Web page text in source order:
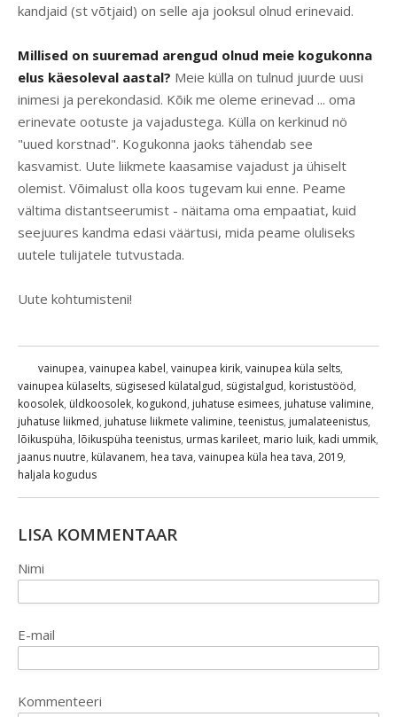
kandjaid (st võtjaid) on selle aja jooksul olnud erinevaid.
Millised on suuremad arengud olnud meie kogukonna
elus käesoleval aastal? Meie külla on tulnud juurde uusi
inimesi ja perekondasid. Kõik me oleme erinevad ... oma
erinevate ootuste ja vajadustega. Külla on kerkinud nö
"uued korstnad". Kogukonna jaoks tähendab see
kasvamist. Uute liikmete kaasamise vajadust ja ühiselt
olemist. Võimalust olla koos tugevam kui enne. Peame
vältima distantseerumist - näitama oma empaatiat, kuid
seejuures kandma edasi väärtusi, mida peame oluliseks
uutele tulijatele tutvustada.
Uute kohtumisteni!
vainupea, vainupea kabel, vainupea kirik, vainupea küla selts,
vainupea külaselts, sügisesed külatalgud, sügistalgud, koristustööd,
koosolek, üldkoosolek, kogukond, juhatuse esimees, juhatuse valimine,
juhatuse liikmed, juhatuse liikmete valimine, teenistus, jumalateenistus,
lõikuspüha, lõikuspüha teenistus, urmas karileet, mario luik, kadi ummik,
jaanus nuutre, külavanem, hea tava, vainupea küla hea tava, 2019,
haljala kogudus
LISA KOMMENTAAR
Nimi
E-mail
Kommenteeri